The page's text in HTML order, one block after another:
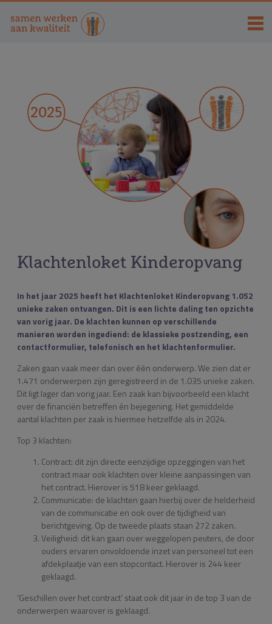
2025
Klachtenloket Kinderopvang
In het jaar 2025 heeft het Klachtenloket Kinderopvang 1.052
unieke zaken ontvangen. Dit is een lichte daling ten opzichte
van vorig jaar. De klachten kunnen op verschillende
manieren worden ingediend: de klassieke postzending, een
contactformulier, telefonisch en het klachtenformulier.
Zaken gaan vaak meer dan over één onderwerp. We zien dat er
1.471 onderwerpen zijn geregistreerd in de 1.035 unieke zaken.
Dit ligt lager dan vorig jaar. Een zaak kan bijvoorbeeld een klacht
over de financiën betreffen én bejegening. Het gemiddelde
aantal klachten per zaak is hiermee hetzelfde als in 2024.
Top 3 klachten:
Contract: dit zijn directe eenzijdige opzeggingen van het
contract maar ook klachten over kleine aanpassingen van
het contract. Hierover is 518 keer geklaagd.
Communicatie: de klachten gaan hierbij over de helderheid
van de communicatie en ook over de tijdigheid van
berichtgeving. Op de tweede plaats staan 272 zaken.
Veiligheid: dit kan gaan over weggelopen peuters, de door
ouders ervaren onvoldoende inzet van personeel tot een
afdekplaatje van een stopcontact. Hierover is 244 keer
geklaagd.
‘Geschillen over het contract’ staat ook dit jaar in de top 3 van de
onderwerpen waarover is geklaagd.